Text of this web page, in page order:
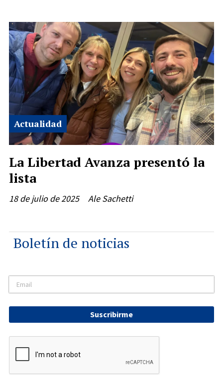
La Libertad Avanza presentó la
lista
Ale Sachetti
Actualidad
18 de julio de 2025
Boletín de noticias
Suscribirme